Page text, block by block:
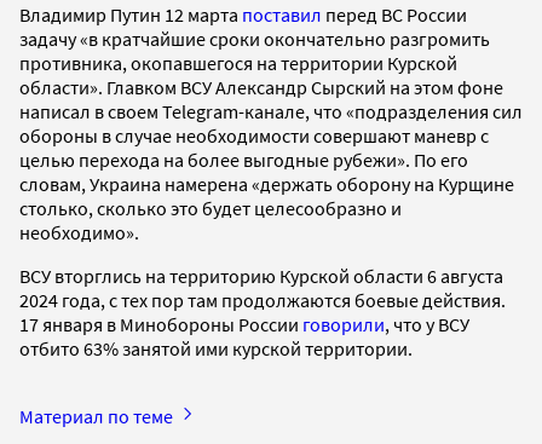
Владимир Путин 12 марта поставил перед ВС России
задачу «в кратчайшие сроки окончательно разгромить
противника, окопавшегося на территории Курской
области». Главком ВСУ Александр Сырский на этом фоне
написал в своем Telegram-канале, что «подразделения сил
обороны в случае необходимости совершают маневр с
целью перехода на более выгодные рубежи». По его
словам, Украина намерена «держать оборону на Курщине
столько, сколько это будет целесообразно и
необходимо».
ВСУ вторглись на территорию Курской области 6 августа
2024 года, с тех пор там продолжаются боевые действия.
17 января в Минобороны России говорили, что у ВСУ
отбито 63% занятой ими курской территории.
Материал по теме